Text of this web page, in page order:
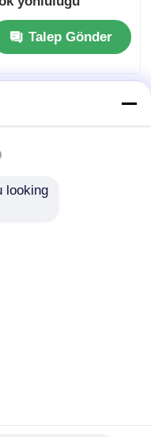
iç mekan
mekan reklam
için optimize
Talep Gönder
looking